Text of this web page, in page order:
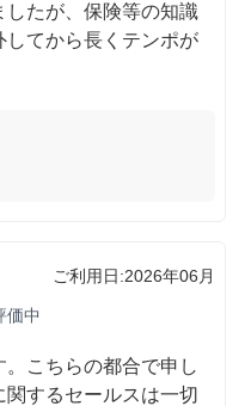
したが、保険等の知識
してから長くテンポが
ご利用日:2026年06月
価中
こちらの都合で申し
するセールスは一切